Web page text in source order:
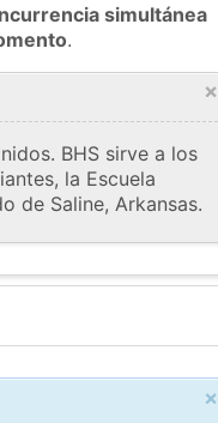
simultánea
.
×
BHS sirve a los
la Escuela
de Saline, Arkansas.
×